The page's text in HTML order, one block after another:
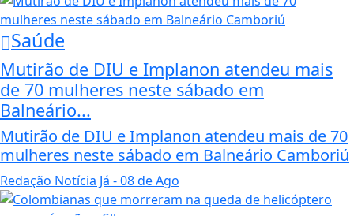
Saúde
Mutirão de DIU e Implanon atendeu mais
de 70 mulheres neste sábado em
Balneário...
Mutirão de DIU e Implanon atendeu mais de 70
mulheres neste sábado em Balneário Camboriú
Redação Notícia Já - 08 de Ago